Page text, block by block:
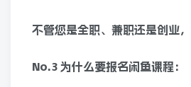
不管您是全职、兼职还是创业
No.3 为什么要报名闲鱼课程：